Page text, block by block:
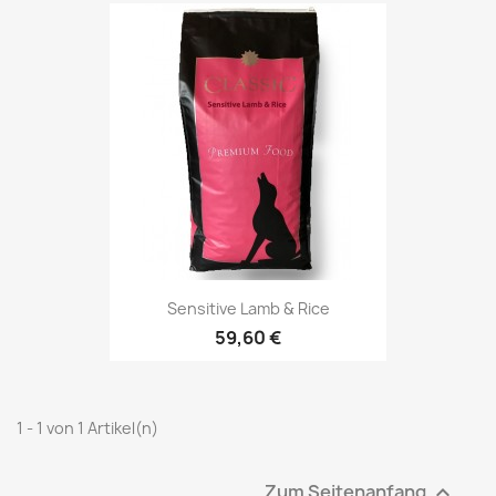
Sensitive Lamb & Rice
59,60 €
1 - 1 von 1 Artikel(n)